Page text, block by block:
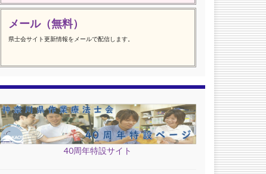
メール（無料）
県士会サイト更新情報をメールで配信します。
40周年特設サイト